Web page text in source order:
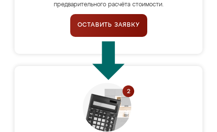
предварительного расчёта стоимости.
ОСТАВИТЬ ЗАЯВКУ